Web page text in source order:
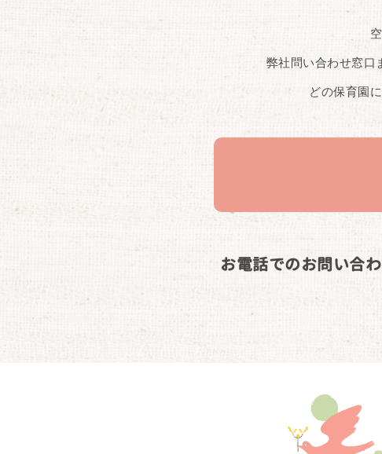
弊社問い合わせ窓口
どの保育園
お電話でのお問い合わ